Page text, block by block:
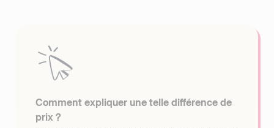
Comment expliquer une telle différence de
prix ?